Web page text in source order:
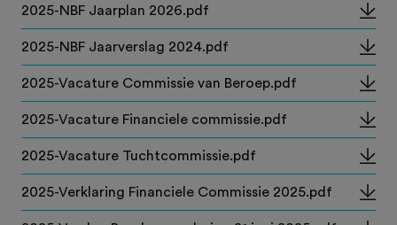
2025-NBF Jaarplan 2026.pdf
2025-NBF Jaarverslag 2024.pdf
2025-Vacature Commissie van Beroep.pdf
2025-Vacature Financiele commissie.pdf
2025-Vacature Tuchtcommissie.pdf
2025-Verklaring Financiele Commissie 2025.pdf